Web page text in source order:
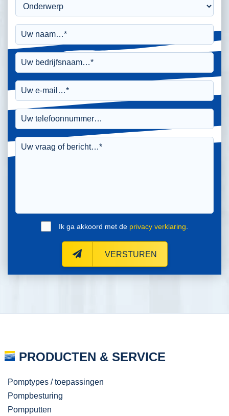
Ik ga akkoord met de privacy verklaring
VERSTUREN
PRODUCTEN & SERVICE
Pomptypes / toepassingen
Pompbesturing
Pompputten